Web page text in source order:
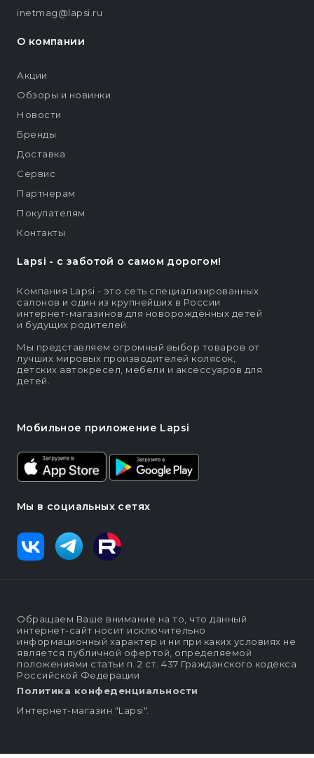
Lapsi - c заботой о самом дорогом!
Компания Lapsi - это сеть специализированных
салонов и один из крупнейших в России
интернет-магазинов для новорождённых детей
и будущих родителей.
Мы представляем огромный выбор товаров от
лучших мировых производителей колясок,
детских автокресел, мебели и аксессуаров для
детей.
Мобильное приложение Lapsi
Мы в социальных сетях
inetmag@lapsi.ru
О компании
Акции
Обзоры и новинки
Новости
Бренды
Доставка
Сервис
Партнерам
Покупателям
Контакты
Обращаем Ваше внимание на то, что данный
интернет-сайт носит исключительно
информационный характер и ни при каких условиях не
является публичной офертой, определяемой
положениями статьи п. 2 ст. 437 Гражданского кодекса
Российской Федерации
Политика конфеденциальности
Интернет-магазин "Lapsi".